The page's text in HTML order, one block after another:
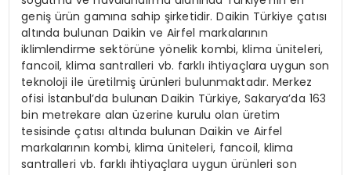
geniş ürün gamına sahip şirketidir. Daikin Türkiye çatısı
altında bulunan Daikin ve Airfel markalarının
iklimlendirme sektörüne yönelik kombi, klima üniteleri,
fancoil, klima santralleri vb. farklı ihtiyaçlara uygun son
teknoloji ile üretilmiş ürünleri bulunmaktadır. Merkez
ofisi İstanbul’da bulunan Daikin Türkiye, Sakarya’da 163
bin metrekare alan üzerine kurulu olan üretim
tesisinde çatısı altında bulunan Daikin ve Airfel
markalarının kombi, klima üniteleri, fancoil, klima
santralleri vb. farklı ihtiyaçlara uygun ürünleri son